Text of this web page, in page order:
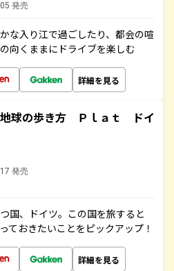
発売
な入り江で過ごしたり、都会の喧
向くままにドライブを楽しむ
詳細を見る
球の歩き方 Ｐｌａｔ ドイ
発売
国、ドイツ。この国を旅すると
ておきたいことをピックアップ！
詳細を見る